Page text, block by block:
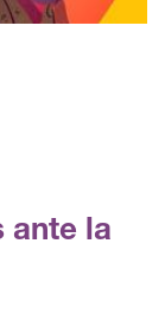
ante la